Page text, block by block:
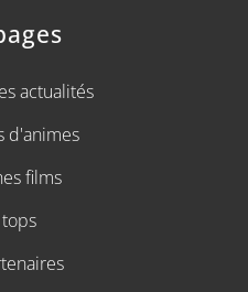
actualités
d'animes
films